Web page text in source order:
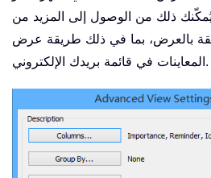
ذلك من الوصول إلى المزيد من
بالعرض، بما في ذلك طريقة عرض
المعاينات في قائمة بريدك الإلكتروني.